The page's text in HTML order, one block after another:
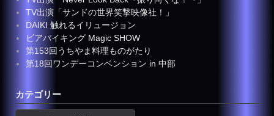
TV出演「サンドの世界笑撃映像社！」
DAIKI 触れるイリュージョン
ビアバイキング Magic SHOW
第153回うちやま料理ものがたり
第18回ワンデーコンベンション in 中部
カテゴリー